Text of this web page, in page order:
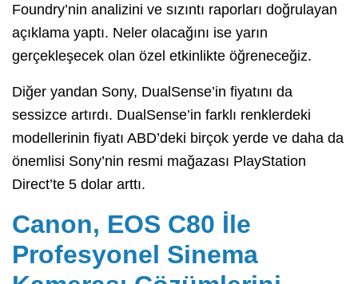
Foundry’nin analizini ve sızıntı raporları doğrulayan
açıklama yaptı. Neler olacağını ise yarın
gerçekleşecek olan özel etkinlikte öğreneceğiz.
Diğer yandan Sony, DualSense’in fiyatını da
sessizce artırdı. DualSense’in farklı renklerdeki
modellerinin fiyatı ABD’deki birçok yerde ve daha da
önemlisi Sony’nin resmi mağazası PlayStation
Direct’te 5 dolar arttı.
Canon, EOS C80 İle
Profesyonel Sinema